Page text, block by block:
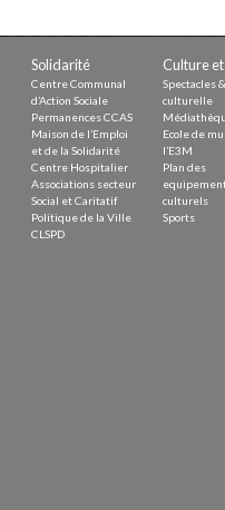
de Moissac
durable
Solidarité
Centre Communal
d’Action Sociale
Permanences CCAS
Maison de l’Emploi
et de la Solidarité
Centre Hospitalier
Associations secteur
Social et Caritatif
Politique de la Ville
CLSPD
Culture
Spectacles
culturelle
Ecole de
l’E3M
Plan des
culturels
Sports